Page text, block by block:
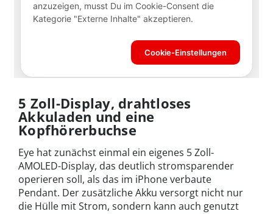
5 Zoll-Display, drahtloses
Akkuladen und eine
Kopfhörerbuchse
Eye hat zunächst einmal ein eigenes 5 Zoll-
AMOLED-Display, das deutlich stromsparender
operieren soll, als das im iPhone verbaute
Pendant. Der zusätzliche Akku versorgt nicht nur
die Hülle mit Strom, sondern kann auch genutzt